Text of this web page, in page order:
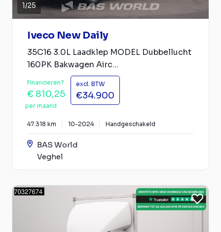
1/25
Iveco New Daily
35C16 3.0L Laadklep MODEL Dubbellucht
160PK Bakwagen Airc...
Financieren?
€ 810,25
per maand
excl. BTW
€34.900
47.318 km 10-2024 Handgeschakeld
BAS World
Veghel